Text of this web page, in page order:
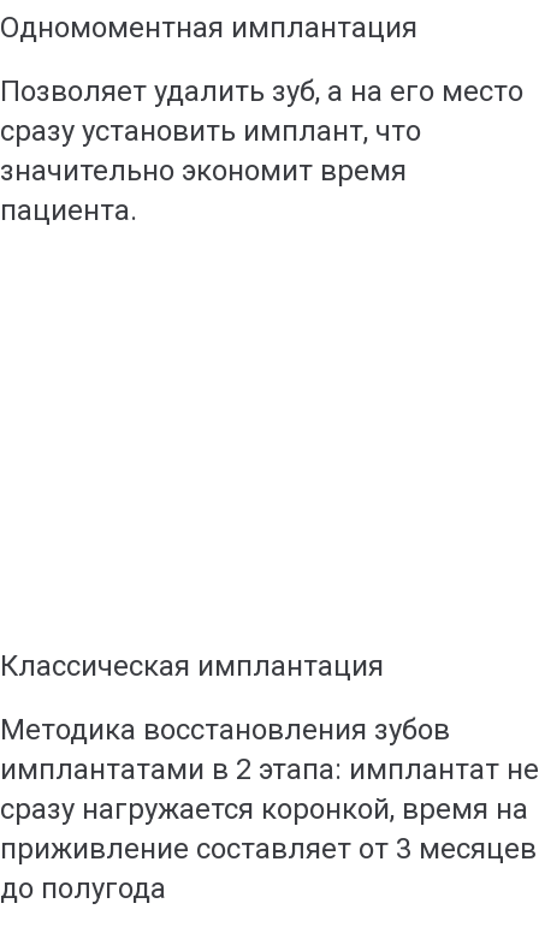
Одномоментная имплантация
Позволяет удалить зуб, а на его место
сразу установить имплант, что
значительно экономит время
пациента.
Классическая имплантация
Методика восстановления зубов
имплантатами в 2 этапа: имплантат не
сразу нагружается коронкой, время на
приживление составляет от 3 месяцев
до полугода